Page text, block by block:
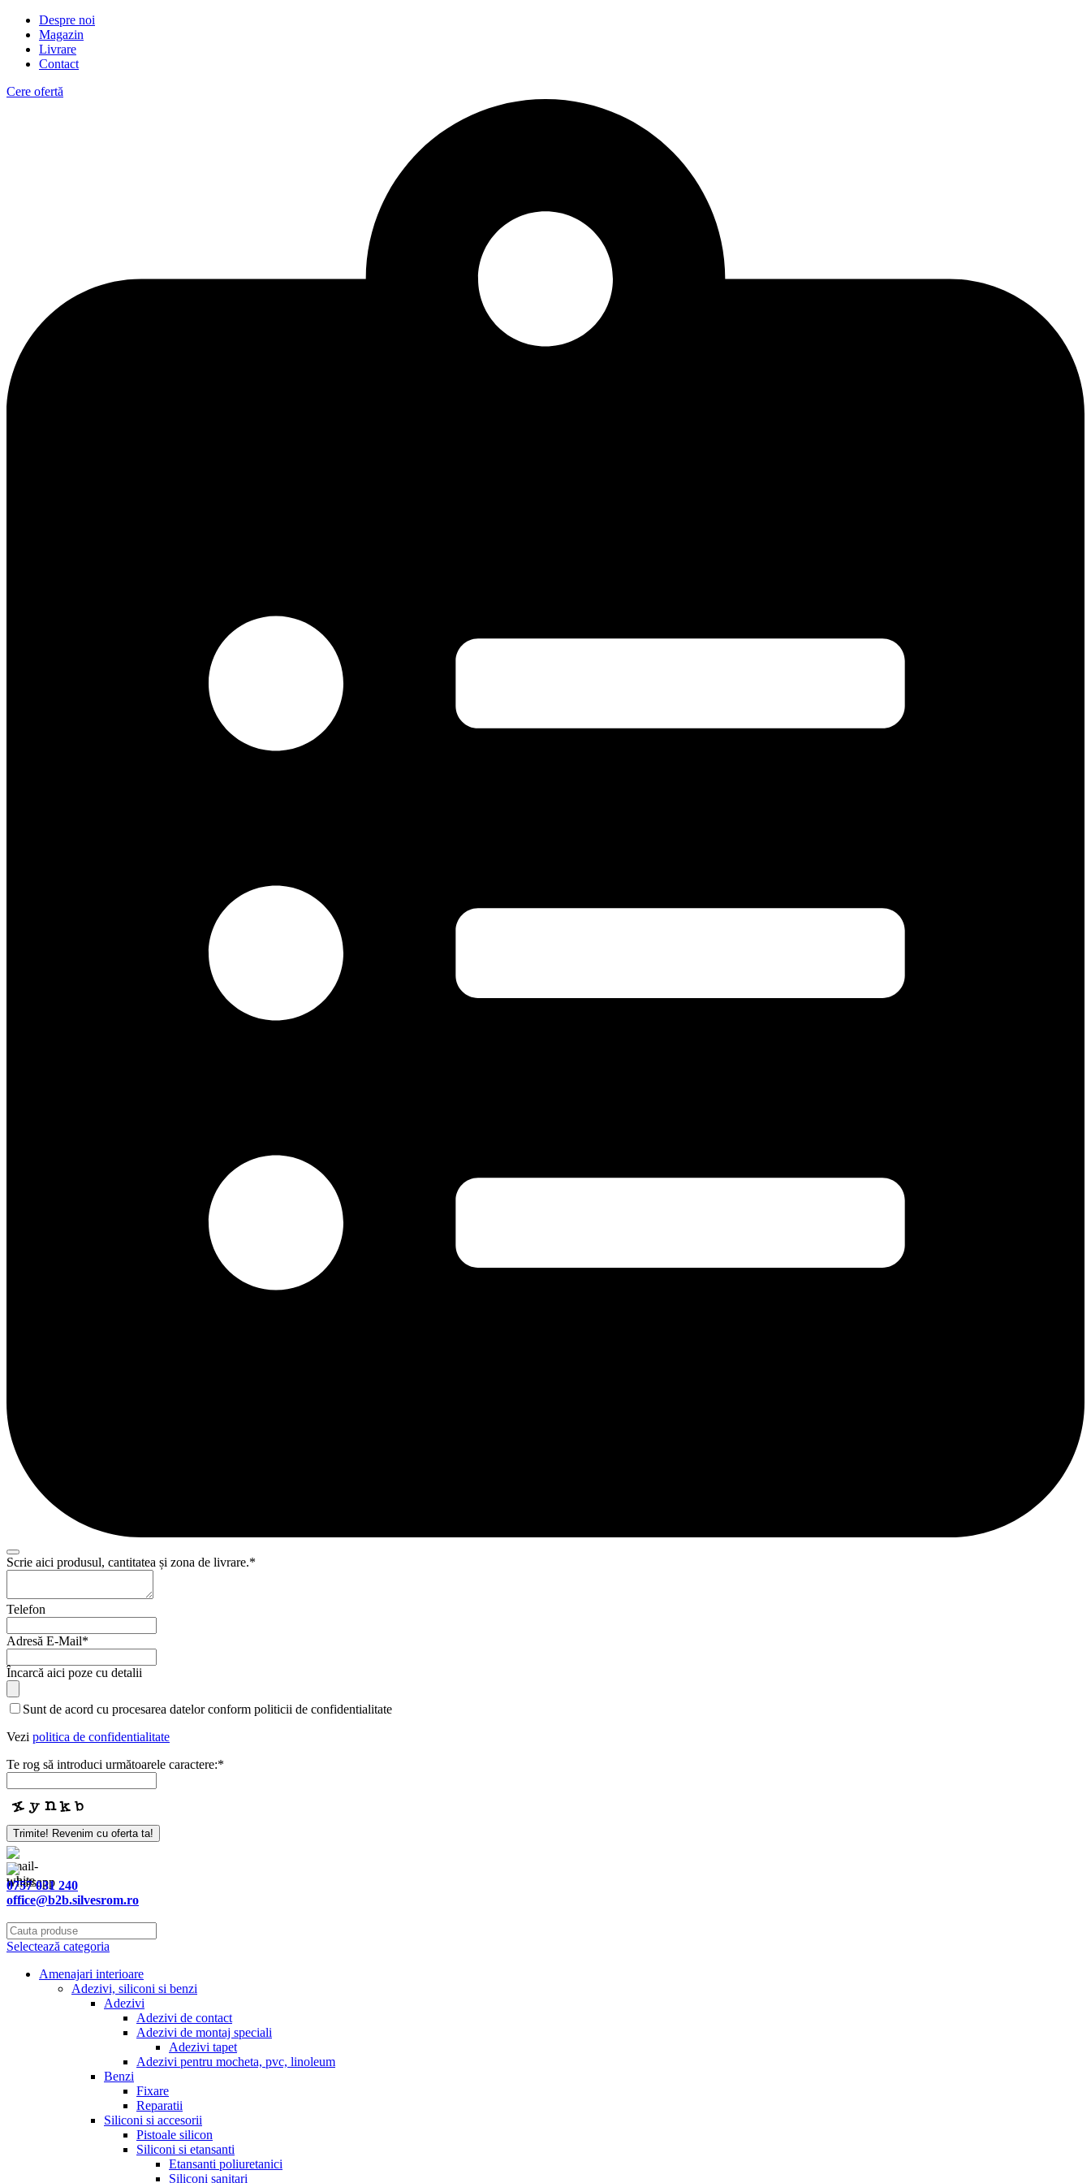
Despre noi
Magazin
Livrare
Contact
Cere ofertă
Scrie aici produsul, cantitatea și zona de livrare.*
Contact
Telefon
Adresă E-Mail*
Încarcă aici poze cu detalii
Sunt de acord cu procesarea datelor conform politicii de confidentialitate
Vezi politica de confidentialitate
Te rog să introduci următoarele caractere:*
Trimite! Revenim cu oferta ta!
0757 031 240
office@b2b.silvesrom.ro
Selectează categoria
Amenajari interioare
Adezivi, siliconi si benzi
Adezivi
Adezivi de contact
Adezivi de montaj speciali
Adezivi tapet
Adezivi pentru mocheta, pvc, linoleum
Benzi
Fixare
Reparatii
Siliconi si accesorii
Pistoale silicon
Siliconi si etansanti
Etansanti poliuretanici
Siliconi sanitari